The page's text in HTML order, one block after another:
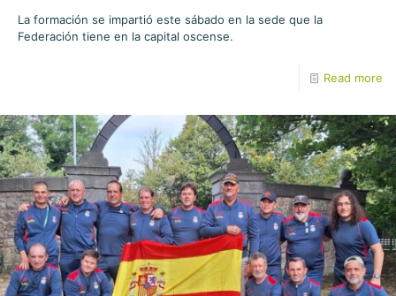
La formación se impartió este sábado en la sede que la
Federación tiene en la capital oscense.
Read more